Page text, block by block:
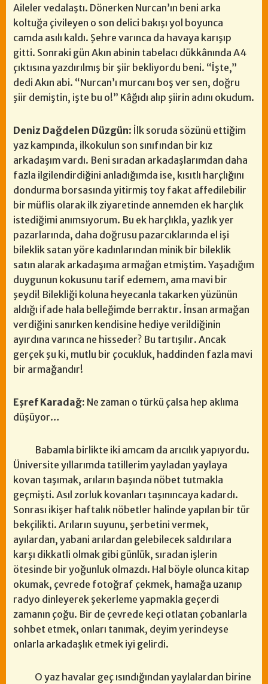
Aileler vedalaştı. Dönerken Nurcan’ın beni arka
koltuğa çivileyen o son delici bakışı yol boyunca
camda asılı kaldı. Şehre varınca da havaya karışıp
gitti. Sonraki gün Akın abinin tabelacı dükkânında A4
çıktısına yazdırılmış bir şiir bekliyordu beni. “İşte,”
dedi Akın abi. “Nurcan’ı murcanı boş ver sen, doğru
şiir demiştin, işte bu o!” Kâğıdı alıp şiirin adını okudum.
Deniz Dağdelen Düzgün: İlk soruda sözünü ettiğim
yaz kampında, ilkokulun son sınıfından bir kız
arkadaşım vardı. Beni sıradan arkadaşlarımdan daha
fazla ilgilendirdiğini anladığımda ise, kısıtlı harçlığını
dondurma borsasında yitirmiş toy fakat affedilebilir
bir müflis olarak ilk ziyaretinde annemden ek harçlık
istediğimi anımsıyorum. Bu ek harçlıkla, yazlık yer
pazarlarında, daha doğrusu pazarcıklarında el işi
bileklik satan yöre kadınlarından minik bir bileklik
satın alarak arkadaşıma armağan etmiştim. Yaşadığım
duygunun kokusunu tarif edemem, ama mavi bir
şeydi! Bilekliği koluna heyecanla takarken yüzünün
aldığı ifade hala belleğimde berraktır. İnsan armağan
verdiğini sanırken kendisine hediye verildiğinin
ayırdına varınca ne hisseder? Bu tartışılır. Ancak
gerçek şu ki, mutlu bir çocukluk, haddinden fazla mavi
bir armağandır!
Eşref Karadağ: Ne zaman o türkü çalsa hep aklıma
düşüyor…
Babamla birlikte iki amcam da arıcılık yapıyordu.
Üniversite yıllarımda tatillerim yayladan yaylaya
kovan taşımak, arıların başında nöbet tutmakla
geçmişti. Asıl zorluk kovanları taşınıncaya kadardı.
Sonrası ikişer haftalık nöbetler halinde yapılan bir tür
bekçilikti. Arıların suyunu, şerbetini vermek,
ayılardan, yabani arılardan gelebilecek saldırılara
karşı dikkatli olmak gibi günlük, sıradan işlerin
ötesinde bir yoğunluk olmazdı. Hal böyle olunca kitap
okumak, çevrede fotoğraf çekmek, hamağa uzanıp
radyo dinleyerek şekerleme yapmakla geçerdi
zamanın çoğu. Bir de çevrede keçi otlatan çobanlarla
sohbet etmek, onları tanımak, deyim yerindeyse
onlarla arkadaşlık etmek iyi gelirdi.
O yaz havalar geç ısındığından yaylalardan birine